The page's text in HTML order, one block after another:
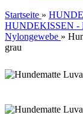
Startseite »
HUNDEKISSEN
Nylongewebe »
grau